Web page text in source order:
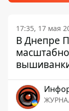
17:35, 17 мая
В Днепре